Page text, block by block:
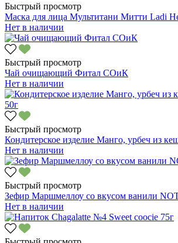
Быстрый просмотр
Маска для лица Мультитани Митти Ladi
Нет в наличии
Быстрый просмотр
Чай очищающий Фитал СОиК
Нет в наличии
Быстрый просмотр
Кондитерское изделие Манго, урбеч из
Нет в наличии
Быстрый просмотр
Зефир Маршмеллоу со вкусом ванили
Нет в наличии